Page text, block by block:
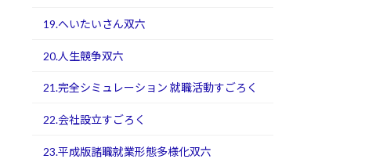
19.へいたいさん双六
20.人生競争双六
21.完全シミュレーション 就職活動すごろく
22.会社設立すごろく
23.平成版諸職就業形態多様化双六